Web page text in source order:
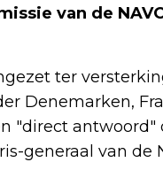
van de
ter
Denemarken,
"direct
generaal van de